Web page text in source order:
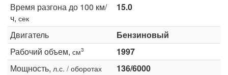
Время разгона до 100 км/
ч, сек
15.0
Двигатель
Бензиновый
Рабочий объем, см3
1997
Мощность, л.с. / оборотах
136/6000